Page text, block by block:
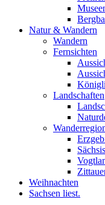
Natur & Wandern
Wandern
Fernsichten
Landschaften
Weihnachten
Sachsen liest.